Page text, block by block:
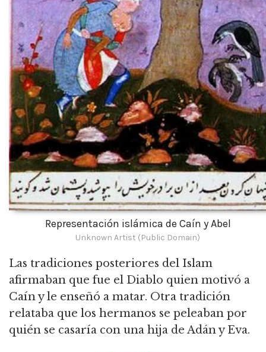
Representación islámica de Caín y Abel
Unknown Artist (Public Domain)
Las tradiciones posteriores del Islam
afirmaban que fue el Diablo quien motivó a
Caín y le enseñó a matar. Otra tradición
relataba que los hermanos se peleaban por
quién se casaría con una hija de Adán y Eva.